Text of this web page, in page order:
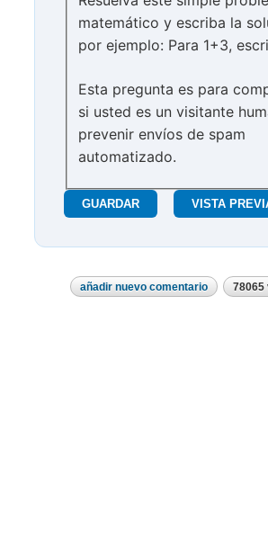
matemático y escriba la
por ejemplo: Para 1+3,
Esta pregunta es para
si usted es un visitante
prevenir envíos de spam
automatizado.
añadir nuevo comentario 78065